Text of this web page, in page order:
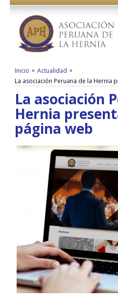
Inicio » Actualidad »
La asociación Peruana de la Hernia
La asociación
Hernia
página web